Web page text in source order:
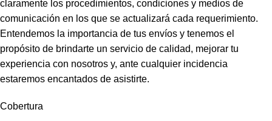
claramente los procedimientos, condiciones y medios de
comunicación en los que se actualizará cada requerimiento.
Entendemos la importancia de tus envíos y tenemos el
propósito de brindarte un servicio de calidad, mejorar tu
experiencia con nosotros y, ante cualquier incidencia
estaremos encantados de asistirte.
Cobertura